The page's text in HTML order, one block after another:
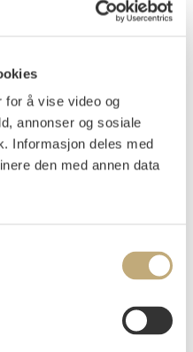
for å vise video og
annonser og sosiale
Informasjon deles med
den med annen data